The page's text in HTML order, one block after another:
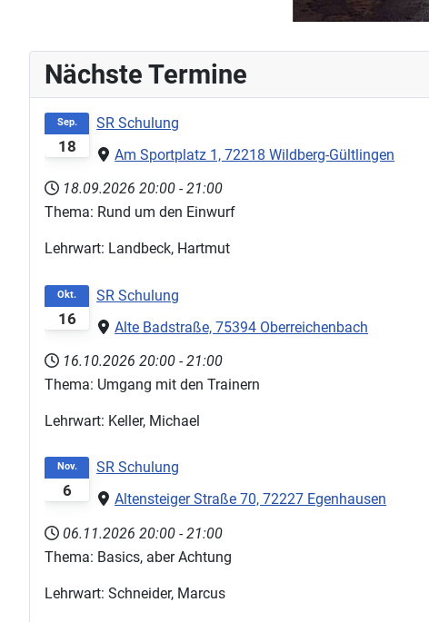
Nächste Termine
18
Sep.
SR Schulung
Am Sportplatz 1, 72218 Wildberg-Gültlingen
18.09.2026 20:00 - 21:00
Thema: Rund um den Einwurf
Lehrwart: Landbeck, Hartmut
16
Okt.
SR Schulung
Alte Badstraße, 75394 Oberreichenbach
16.10.2026 20:00 - 21:00
Thema: Umgang mit den Trainern
Lehrwart: Keller, Michael
6
Nov.
SR Schulung
Altensteiger Straße 70, 72227 Egenhausen
06.11.2026 20:00 - 21:00
Thema: Basics, aber Achtung
Lehrwart: Schneider, Marcus